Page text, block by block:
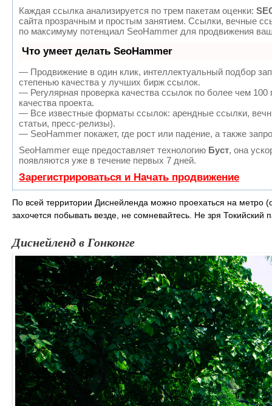
Каждая ссылка анализируется по трем пакетам оценки:
сайта прозрачным и простым занятием. Ссылки, вечные
по максимуму потенциал SeoHammer для продвижения
Что умеет делать SeoHammer
— Продвижение в один клик, интеллектуальный подбор
степенью качества у лучших бирж ссылок.
— Регулярная проверка качества ссылок по более чем
качества проекта.
— Все известные форматы ссылок: арендные ссылки,
статьи, пресс-релизы).
— SeoHammer покажет, где рост или падение, а также
SeoHammer еще предоставляет технологию Буст, она
появляются уже в течение первых 7 дней.
Зарегистрироваться и Начать продвижение
По всей территории Диснейленда можно проехаться на метро
захочется побывать везде, не сомневайтесь. Не зря
Диснейленд в Гонконге